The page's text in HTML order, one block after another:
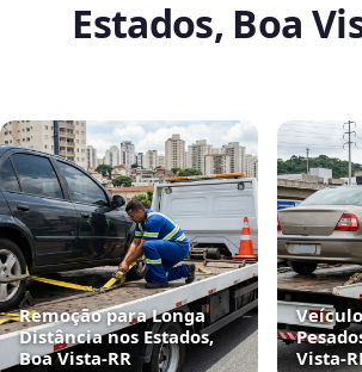
Estados, Boa
Remoção para Longa
Distância nos Estados,
Boa Vista‑RR